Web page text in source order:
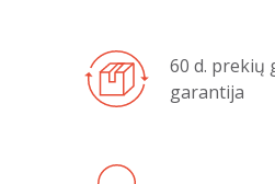
60 d. prekių
garantija